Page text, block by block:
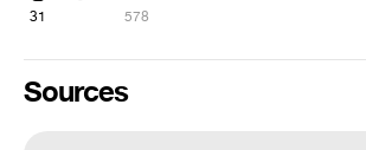
31 578
Sources